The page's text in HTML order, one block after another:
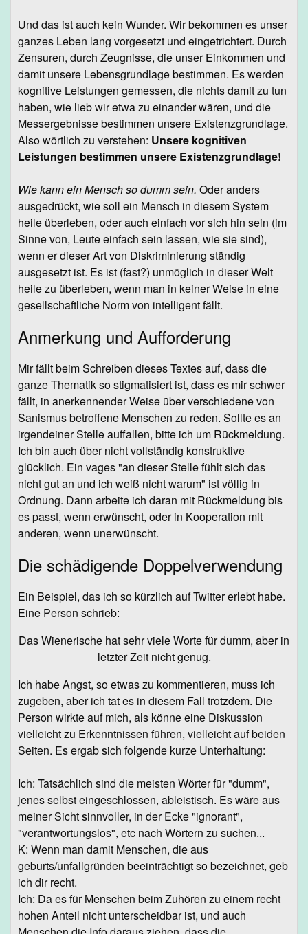
Und das ist auch kein Wunder. Wir bekommen es unser
ganzes Leben lang vorgesetzt und eingetrichtert. Durch
Zensuren, durch Zeugnisse, die unser Einkommen und
damit unsere Lebensgrundlage bestimmen. Es werden
kognitive Leistungen gemessen, die nichts damit zu tun
haben, wie lieb wir etwa zu einander wären, und die
Messergebnisse bestimmen unsere Existenzgrundlage.
Also wörtlich zu verstehen: Unsere kognitiven
Leistungen bestimmen unsere Existenzgrundlage!
Wie kann ein Mensch so dumm sein. Oder anders
ausgedrückt, wie soll ein Mensch in diesem System
heile überleben, oder auch einfach vor sich hin sein (im
Sinne von, Leute einfach sein lassen, wie sie sind),
wenn er dieser Art von Diskriminierung ständig
ausgesetzt ist. Es ist (fast?) unmöglich in dieser Welt
heile zu überleben, wenn man in keiner Weise in eine
gesellschaftliche Norm von intelligent fällt.
Anmerkung und Aufforderung
Mir fällt beim Schreiben dieses Textes auf, dass die
ganze Thematik so stigmatisiert ist, dass es mir schwer
fällt, in anerkennender Weise über verschiedene von
Sanismus betroffene Menschen zu reden. Sollte es an
irgendeiner Stelle auffallen, bitte ich um Rückmeldung.
Ich bin auch über nicht vollständig konstruktive
glücklich. Ein vages "an dieser Stelle fühlt sich das
nicht gut an und ich weiß nicht warum" ist völlig in
Ordnung. Dann arbeite ich daran mit Rückmeldung bis
es passt, wenn erwünscht, oder in Kooperation mit
anderen, wenn unerwünscht.
Die schädigende Doppelverwendung
Ein Beispiel, das ich so kürzlich auf Twitter erlebt habe.
Eine Person schrieb:
Das Wienerische hat sehr viele Worte für dumm, aber in
letzter Zeit nicht genug.
Ich habe Angst, so etwas zu kommentieren, muss ich
zugeben, aber ich tat es in diesem Fall trotzdem. Die
Person wirkte auf mich, als könne eine Diskussion
vielleicht zu Erkenntnissen führen, vielleicht auf beiden
Seiten. Es ergab sich folgende kurze Unterhaltung:
Ich: Tatsächlich sind die meisten Wörter für "dumm",
jenes selbst eingeschlossen, ableistisch. Es wäre aus
meiner Sicht sinnvoller, in der Ecke "ignorant",
"verantwortungslos", etc nach Wörtern zu suchen...
K: Wenn man damit Menschen, die aus
geburts/unfallgründen beeinträchtigt so bezeichnet, geb
ich dir recht.
Ich: Da es für Menschen beim Zuhören zu einem recht
hohen Anteil nicht unterscheidbar ist, und auch